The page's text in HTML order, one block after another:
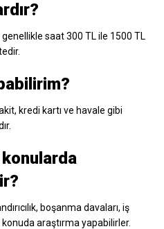
saat 300 TL ile 1500 TL
kredi kartı ve havale gibi
boşanma davaları, iş
konuda araştırma yapabilirler.